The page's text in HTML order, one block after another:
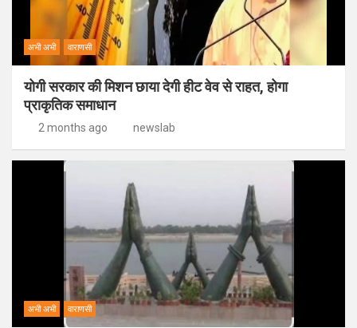
अभी अभी वाराणसी
योगी सरकार की मिशन छाया देगी हीट वेव से राहत, होगा
प्राकृतिक समाधान
2 months ago newslab
अभी अभी वाराणसी